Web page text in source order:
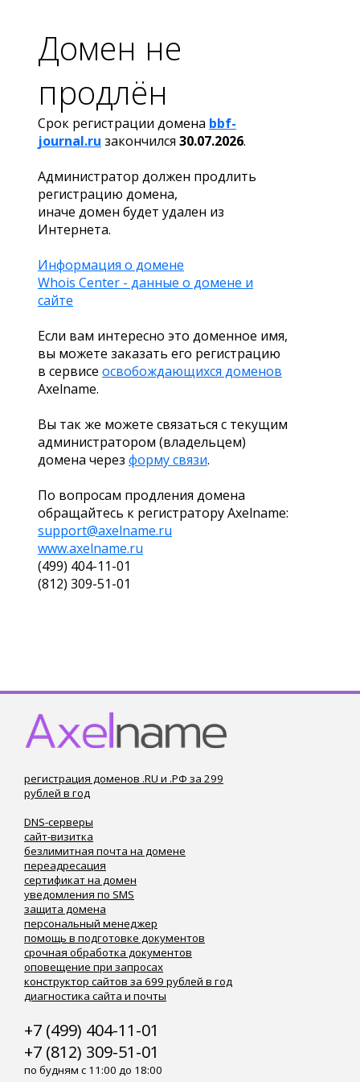
Домен не
продлён
Срок регистрации домена bbf-
journal.ru закончился 30.07.2026.
Администратор должен продлить
регистрацию домена,
иначе домен будет удален из
Интернета.
Информация о домене
Whois Center - данные о домене и
сайте
Если вам интересно это доменное имя,
вы можете заказать его регистрацию
в сервисе освобождающихся доменов
Axelname.
Вы так же можете связаться с текущим
администратором (владельцем)
домена через форму связи.
По вопросам продления домена
обращайтесь к регистратору Axelname:
support@axelname.ru
www.axelname.ru
(499) 404-11-01
(812) 309-51-01
регистрация доменов .RU и .РФ за 299
рублей в год
DNS-серверы
сайт-визитка
безлимитная почта на домене
переадресация
сертификат на домен
уведомления по SMS
защита домена
персональный менеджер
помощь в подготовке документов
срочная обработка документов
оповещение при запросах
конструктор сайтов за 699 рублей в год
диагностика сайта и почты
+7 (499) 404-11-01
+7 (812) 309-51-01
по будням с 11:00 до 18:00